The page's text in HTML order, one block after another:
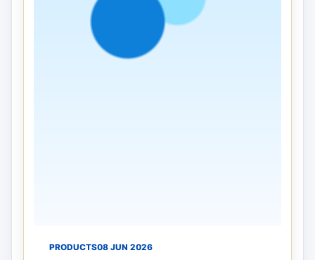
PRODUCTS08 JUN 2026